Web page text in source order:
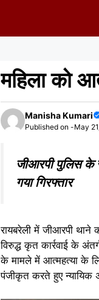
महिला को
Manisha Kumari
Published on -May
जीआरपी पुलिस के
गया गिरफ्तार
रायबरेली में जीआरपी थाने
विरुद्ध कृत कार्रवाई के
के मामले में आत्महत्या के
पंजीकृत करते हुए न्यायिक